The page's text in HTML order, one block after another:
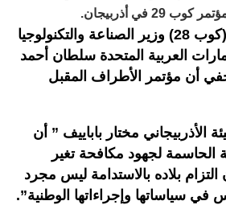
في أذربيجان.
و أعلن رئيس مؤتمر (كوب 28) وزير الصناعة والتكنولوجيا
العربية المتحدة سلطان أحمد
أن مؤتمر الأطراف المقبل
الأذربيجاني مختار باباييف ” أن
الحاسمة لجهود مكافحة تغير
التزام بلاده بالاستدامة ليس مجرد
في سياساتها وإجراءاتها الوطنية”.